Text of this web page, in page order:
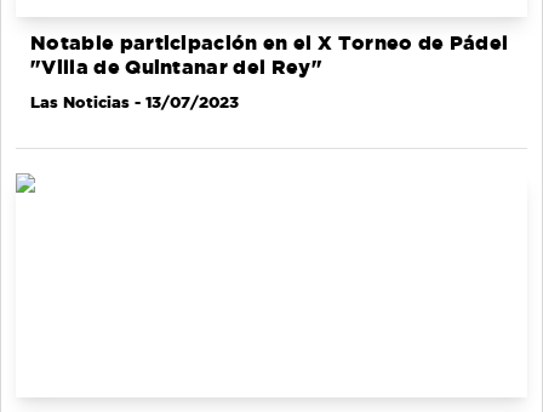
Notable participación en el X Torneo de Pádel
"Villa de Quintanar del Rey"
Las Noticias - 13/07/2023